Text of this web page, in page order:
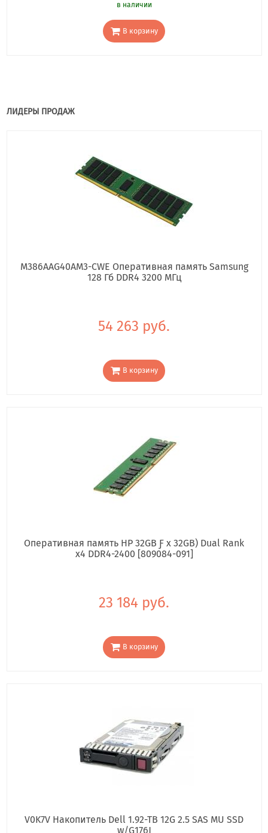
в наличии
В корзину
ЛИДЕРЫ ПРОДАЖ
M386AAG40AM3-CWE Оперативная память Samsung
128 Гб DDR4 3200 МГц
54 263 руб.
В корзину
Оперативная память HP 32GB Ƒ x 32GB) Dual Rank
x4 DDR4-2400 [809084-091]
23 184 руб.
В корзину
V0K7V Накопитель Dell 1.92-TB 12G 2.5 SAS MU SSD
w/G176J